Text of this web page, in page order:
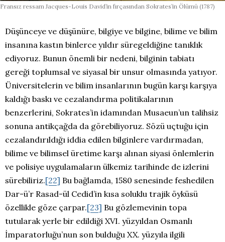
Fransız ressam Jacques-Louis David’in fırçasından Sokrates’in Ölümü (1787)
Düşünceye ve düşünüre, bilgiye ve bilgine, bilime ve bilim
insanına kastın binlerce yıldır süregeldiğine tanıklık
ediyoruz. Bunun önemli bir nedeni, bilginin tabiatı
gereği toplumsal ve siyasal bir unsur olmasında yatıyor.
Üniversitelerin ve bilim insanlarının bugün karşı karşıya
kaldığı baskı ve cezalandırma politikalarının
benzerlerini, Sokrates’in idamından Musaeun’un talihsiz
sonuna antikçağda da görebiliyoruz. Sözü uçtuğu için
cezalandırıldığı iddia edilen bilginlere vardırmadan,
bilime ve bilimsel üretime karşı alınan siyasi önlemlerin
ve polisiye uygulamaların ülkemiz tarihinde de izlerini
sürebiliriz.[22] Bu bağlamda, 1580 senesinde feshedilen
Dar-ü’r Rasad-ül Cedid’in kısa soluklu trajik öyküsü
özellikle göze çarpar.[23] Bu gözlemevinin topa
tutularak yerle bir edildiği XVI. yüzyıldan Osmanlı
İmparatorluğu’nun son bulduğu XX. yüzyıla ilgili